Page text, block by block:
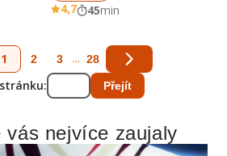
4,7 45min
1 2 3 ... 28
Přejít
vás nejvíce zaujaly